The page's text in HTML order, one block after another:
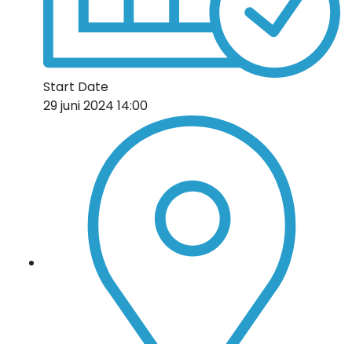
Start Date
29 juni 2024 14:00